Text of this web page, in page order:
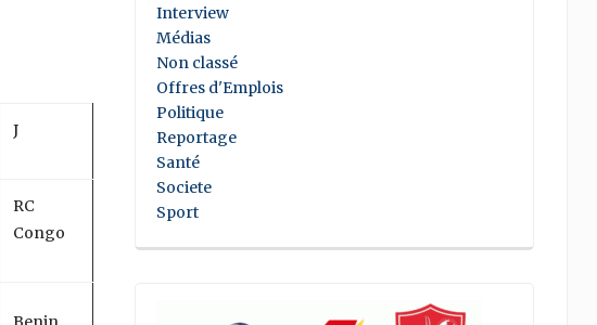
J
RC
Congo
Interview
Médias
Non classé
Offres d'Emplois
Politique
Reportage
Santé
Societe
Sport